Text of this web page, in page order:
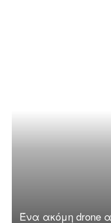
Ένα ακόμη drone